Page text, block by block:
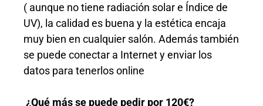
( aunque no tiene radiación solar e Índice de
UV), la calidad es buena y la estética encaja
muy bien en cualquier salón. Además también
se puede conectar a Internet y enviar los
datos para tenerlos online
¿Qué más se puede pedir por 120€?